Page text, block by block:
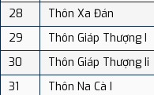
28
Thôn Xa Đán
29
Thôn Giáp Thượng I
30
Thôn Giáp Thượng Ii
31
Thôn Na Cà I